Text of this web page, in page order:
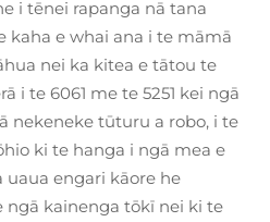
i tēnei rapanga nā tana
kaha e whai ana i te māmā
nei ka kitea e tātou te
i te 6061 me te 5251 kei ngā
nekeneke tūturu a robo, i te
ki te hanga i ngā mea e
engari kāore he
ngā kainenga tōkī nei ki te